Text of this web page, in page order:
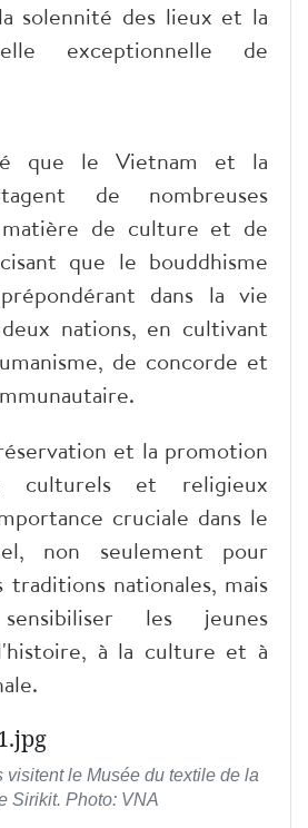
solennité des lieux et la
exceptionnelle de
que le Vietnam et la
de nombreuses
de culture et de
que le bouddhisme
dans la vie
nations, en cultivant
de concorde et
et la promotion
culturels et religieux
cruciale dans le
non seulement pour
traditions nationales, mais
les jeunes
à la culture et à
visitent le Musée du textile de la
Sirikit. Photo: VNA